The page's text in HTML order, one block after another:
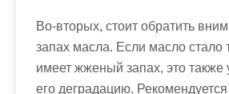
Во-вторых, стоит обратить
запах масла. Если масло
имеет жженый запах, это также
его деградацию.